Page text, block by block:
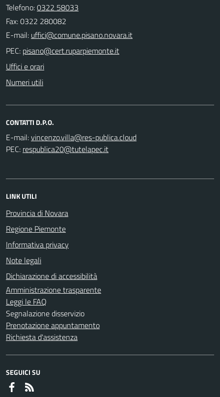
Telefono:0322 58033
Fax: 0322 280082
E-mail:
PEC:
Uffici e orari
Numeri utili
CONTATTI D.P.O.
E-mail:
PEC:
LINK UTILI
Provincia di Novara
Regione Piemonte
Informativa privacy
Note legali
Dichiarazione di accessibilità
Amministrazione trasparente
Leggi le FAQ
Segnalazione disservizio
Prenotazione appuntamento
Richiesta d'assistenza
SEGUICI SU